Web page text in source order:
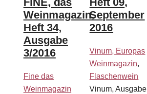
Weinmagazin,
Heft 34,
Ausgabe
3/2016
Fine das
Weinmagazin
September
2016
Vinum, Europas
Weinmagazin,
Flaschenwein
Vinum, Ausgabe